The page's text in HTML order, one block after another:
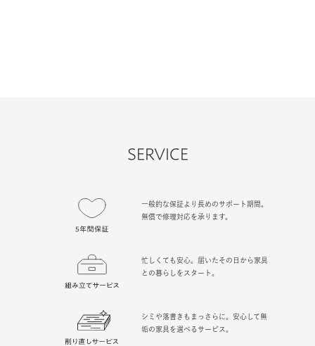
SERVICE
一般的な保証より長めのサポート期間。
無償で修理対応を承ります。
忙しくても安心。届いたその日から家具
との暮らしをスタート。
シミや落書きもまっさらに。安心して無
垢の家具を選べるサービス。